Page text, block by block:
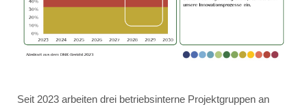
Seit 2023 arbeiten drei betriebsinterne Projektgruppen an